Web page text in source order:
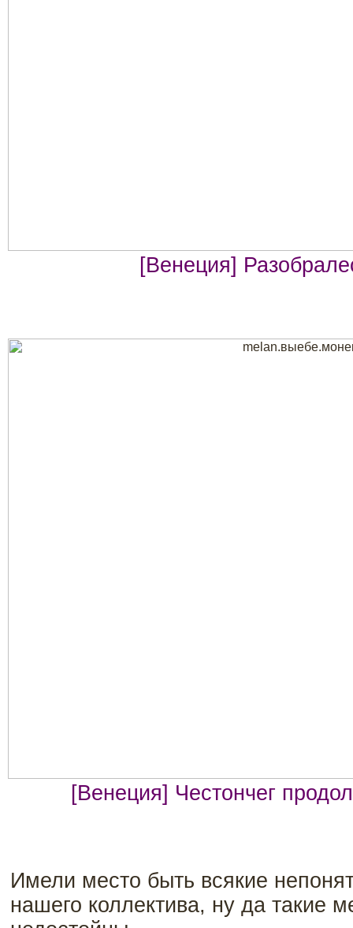
[Венеция]
[Венеция] Честончег
Имели место быть всякие
нашего коллектива, ну да такие